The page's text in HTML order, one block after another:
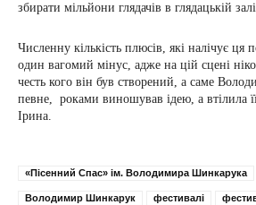
збирати мільйони глядачів в глядацькій
Численну кількість плюсів, які налічує ця
один вагомий мінус, адже на цій сцені
честь кого він був створений, а саме
певне, роками виношував ідею, а втілила
Ірина.
«Пісенний Спас» ім. Володимира Шинкарука
Володимир Шинкарук фестивалі